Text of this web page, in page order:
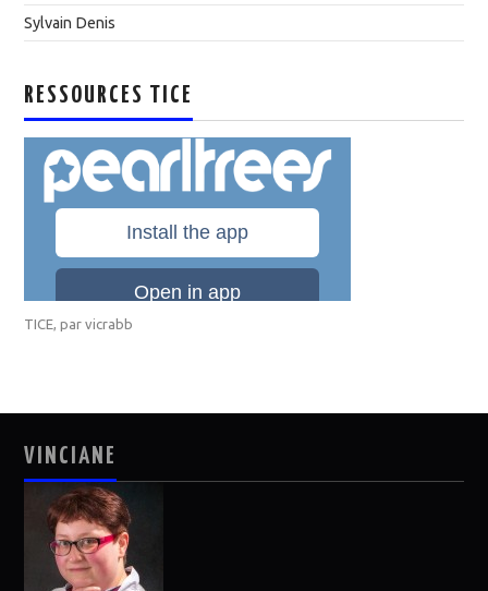
Sylvain Denis
RESSOURCES TICE
TICE, parvicrabb
VINCIANE